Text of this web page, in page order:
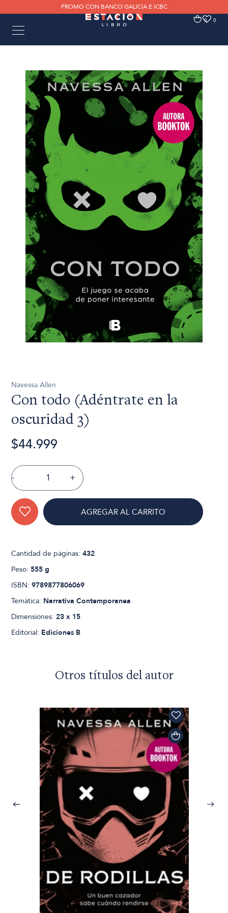
PROMO CON BANCO GALICIA E ICBC
0 0
Navessa Allen
Con todo (Adéntrate en la
oscuridad 3)
$44.999
- +
AGREGAR AL CARRITO
Cantidad de páginas:432
Peso:555 g
ISBN:9789877806069
Temática: Narrativa Contemporanea
Dimensiones:23 x 15
Editorial: Ediciones B
Otros títulos del autor